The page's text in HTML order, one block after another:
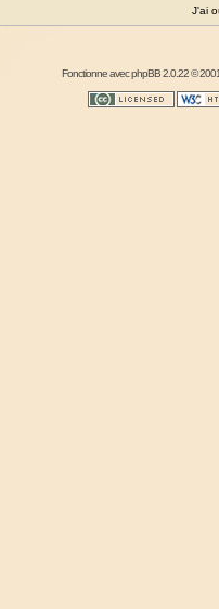
J'ai
Fonctionne avecphpBB2.0.22 ©